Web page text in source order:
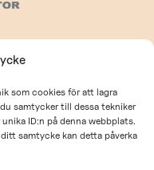
som cookies för att lagra
samtycker till dessa tekniker
ID:n på denna webbplats.
samtycke kan detta påverka